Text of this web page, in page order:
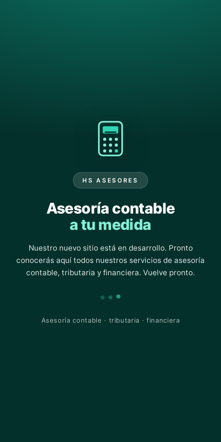
HS ASESORES
Asesoría contable
a tu medida
Nuestro nuevo sitio está en desarrollo. Pronto
conocerás aquí todos nuestros servicios de asesoría
contable, tributaria y financiera. Vuelve pronto.
Asesoría contable · tributaria · financiera